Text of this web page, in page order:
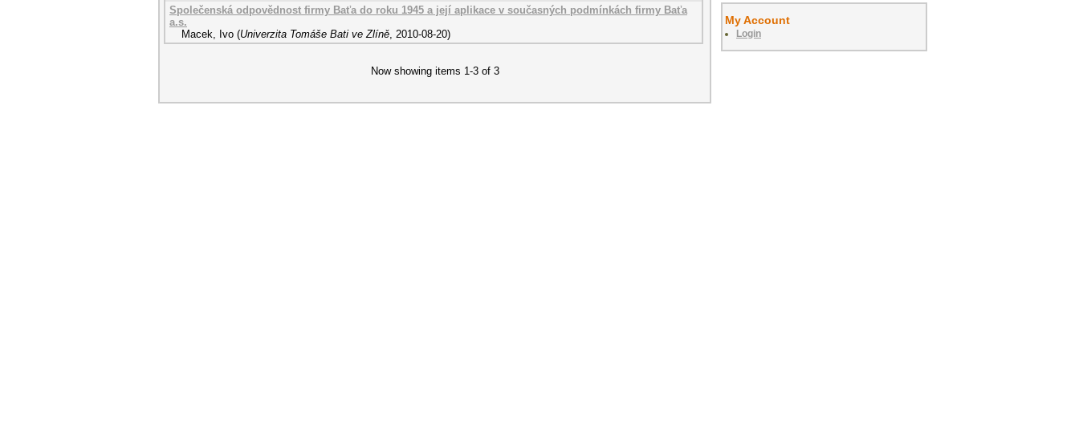
Společenská odpovědnost firmy Baťa do roku 1945 a její aplikace v současných podmínkách firmy Baťa
a.s.
Macek, Ivo (Univerzita Tomáše Bati ve Zlíně, 2010-08-20)
Now showing items 1-3 of 3
My Account
Login